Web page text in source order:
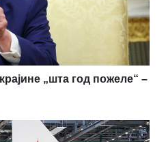
„шта год пожеле“ –